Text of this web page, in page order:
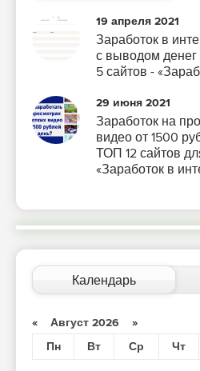
19 апреля 2021
Заработок в
с выводом денег
5 сайтов -
29 июня 2021
Заработок на
видео от 1500
ТОП 12 сайтов
«Заработок в
Календарь
« Август 2026 »
Пн
Вт Ср Чт